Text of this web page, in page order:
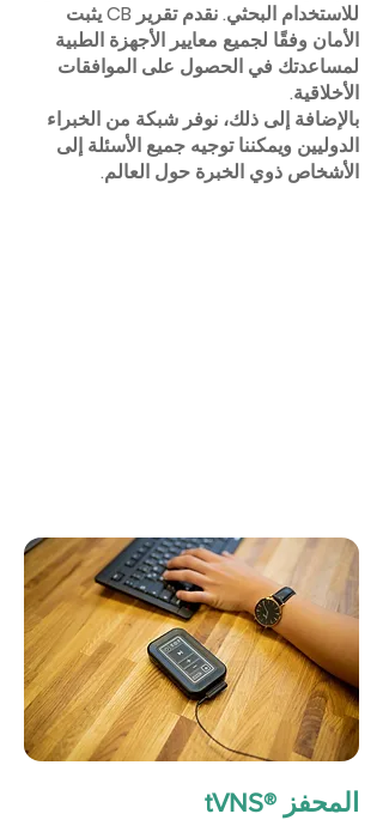
للاستخدام البحثي. نقدم تقرير CB يثبت
الأمان وفقًا لجميع معايير الأجهزة الطبية
لمساعدتك في الحصول على الموافقات
الأخلاقية.
بالإضافة إلى ذلك، نوفر شبكة من الخبراء
الدوليين ويمكننا توجيه جميع الأسئلة إلى
الأشخاص ذوي الخبرة حول العالم.
tVNS® المحفز